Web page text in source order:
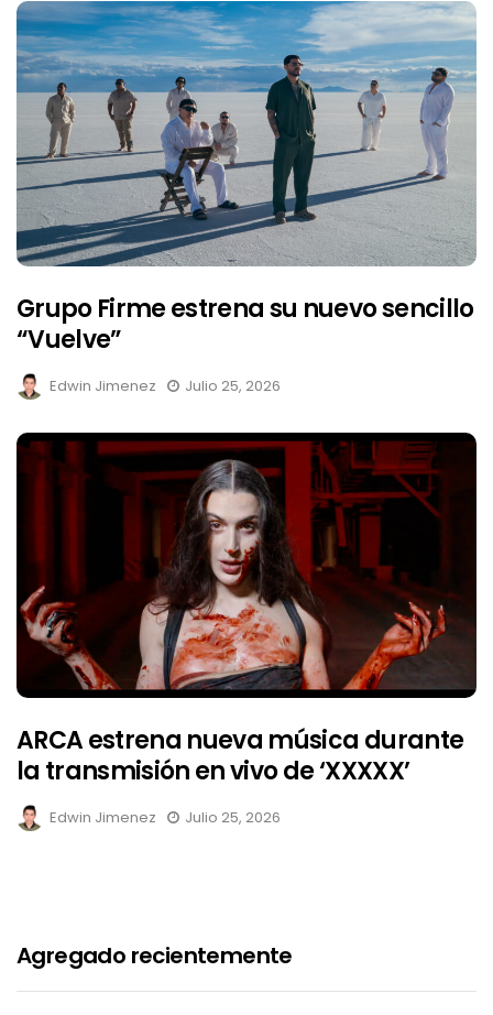
Grupo Firme estrena su nuevo sencillo
“Vuelve”
Edwin Jimenez Julio 25, 2026
ARCA estrena nueva música durante
la transmisión en vivo de ‘XXXXX’
Edwin Jimenez Julio 25, 2026
Agregado recientemente